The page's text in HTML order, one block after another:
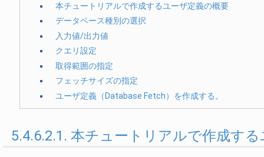
本チュートリアルで作成するユーザ定義の概要
データベース種別の選択
入力値/出力値
クエリ設定
取得範囲の指定
フェッチサイズの指定
ユーザ定義（Database Fetch）を作成する。
5.4.6.2.1. 本チュートリアルで作成す